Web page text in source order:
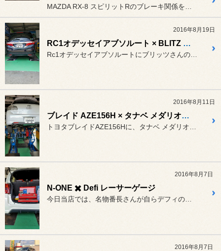
2016年8月19日
RC1オデッセイアブソルート × BLITZ NUR-SPEC VS Quadマフラー
2016年8月11日
ブレイド AZE156H × タナベ メダリオンeRチューン マフラー
2016年8月7日
N-ONE ✖️ Defi レーサーゲージ
今日当店では、名物番長さんが自らデフィのレーサーゲージの水温計を取...
2016年8月7日